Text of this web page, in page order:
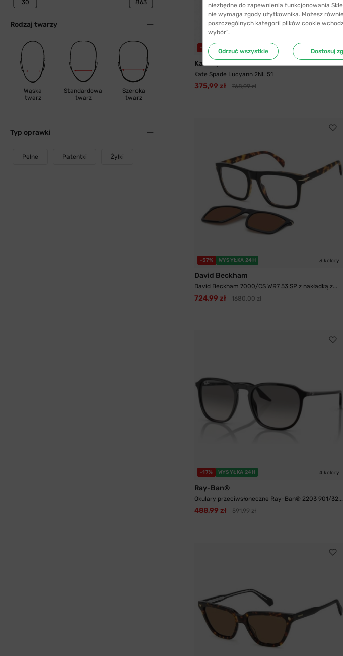
Rodzaj twarzy
Wąska
twarz
Standardowa
twarz
Szeroka
twarz
Typ oprawki
Pełne Patentki Żyłki
-51% WYSYŁKA 24H
Kate Spade
Kate Spade Lucyann 2NL 51
375,99 zł 768,99 zł
-57% WYSYŁKA 24H 3 kolory
David Beckham
David Beckham 7000/CS WR7 53 SP z nakładką z...
724,99 zł 1680,00 zł
-17% WYSYŁKA 24H 4 kolory
Ray-Ban®
Okulary przeciwsłoneczne Ray-Ban® 2203 901/32...
488,99 zł 591,99 zł
niezbędne do zapewnienia funkcjonowania
nie wymaga zgody użytkownika. Możesz
poszczególnych kategorii plików cookie
wybór”.
Odrzuć wszystkie Dostosuj